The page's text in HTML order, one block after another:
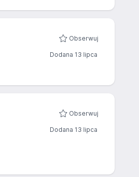
Obserwuj
Dodana 13 lipca
Obserwuj
Dodana 13 lipca